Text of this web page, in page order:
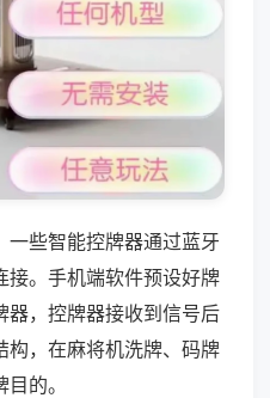
一些智能控牌器通过蓝牙
接。手机端软件预设好牌
器，控牌器接收到信号后
构，在麻将机洗牌、码牌
的。